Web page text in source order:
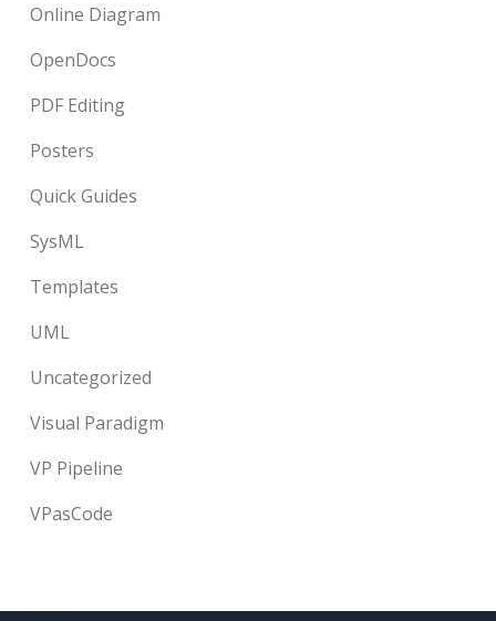
Online Diagram
OpenDocs
PDF Editing
Posters
Quick Guides
SysML
Templates
UML
Uncategorized
Visual Paradigm
VP Pipeline
VPasCode